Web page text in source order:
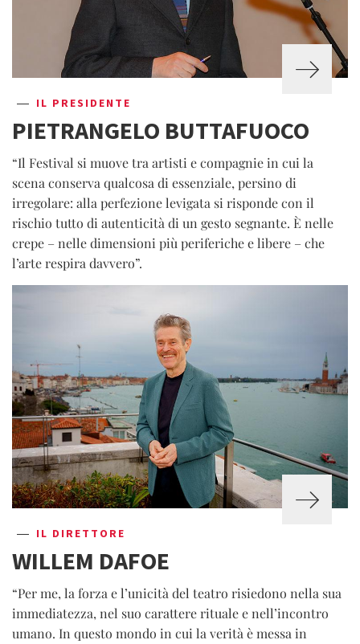
IL PRESIDENTE
PIETRANGELO BUTTAFUOCO
“Il Festival si muove tra artisti e compagnie in cui la
scena conserva qualcosa di essenziale, persino di
irregolare: alla perfezione levigata si risponde con il
rischio tutto di autenticità di un gesto segnante. È nelle
crepe – nelle dimensioni più periferiche e libere – che
l’arte respira davvero”.
IL DIRETTORE
WILLEM DAFOE
“Per me, la forza e l’unicità del teatro risiedono nella sua
immediatezza, nel suo carattere rituale e nell’incontro
umano. In questo mondo in cui la verità è messa in